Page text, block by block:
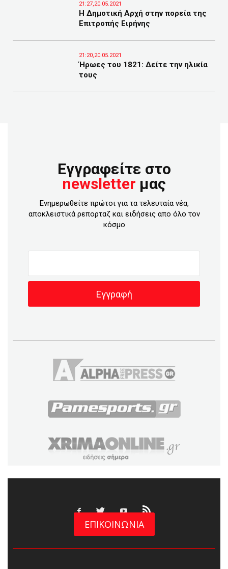
21:27,20.05.2021
Η Δημοτική Αρχή στην πορεία της
Επιτροπής Ειρήνης
21:20,20.05.2021
Ήρωες του 1821: Δείτε την ηλικία
τους
Εγγραφείτε στο
newsletter μας
Ενημερωθείτε πρώτοι για τα τελευταία νέα,
αποκλειστικά ρεπορταζ και ειδήσεις απο όλο τον
κόσμο
ΕΠΙΚΟΙΝΩΝΙΑ